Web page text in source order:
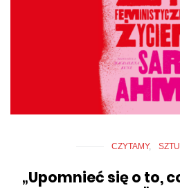
CZYTAMY
„Upomnieć się o to,